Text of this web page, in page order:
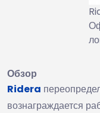
Обзор
Ridera
вознаграждается